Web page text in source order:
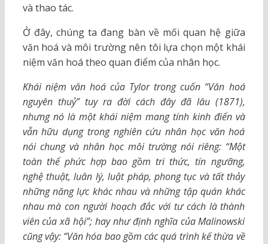
và thao tác.
Ở đây, chúng ta đang bàn về mối quan hệ giữa
văn hoá và môi trường nên tôi lựa chọn một khái
niệm văn hoá theo quan điểm của nhân học.
Khái niệm văn hoá của Tylor trong cuốn “Văn hoá
nguyên thuỷ”tuy ra đời cách đây đã lâu (1871),
nhưng nó là một khái niệm mang tính kinh điển và
vẫn hữu dụng trong nghiên cứu nhân học văn hoá
nói chung và nhân học môi trường nói riêng: “Một
toàn thể phức hợp bao gồm tri thức, tín ngưỡng,
nghệ thuật, luân lý, luật pháp, phong tục và tất thảy
những năng lực khác nhau và những tập quán khác
nhau mà con người hoạch đắc với tư cách là thành
viên của xã hội”; hay như định nghĩa của Malinowski
cũng vậy: “Văn hóa bao gồm các quá trình kế thừa về